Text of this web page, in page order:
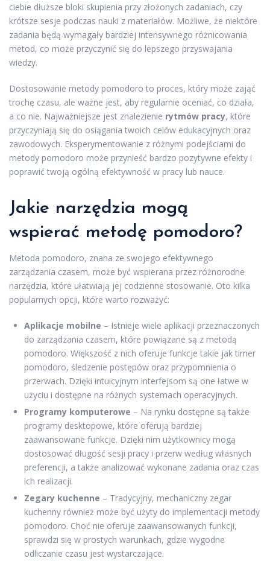
ciebie dłuższe bloki skupienia przy złożonych zadaniach, czy
krótsze sesje podczas nauki z materiałów. Możliwe, że niektóre
zadania będą wymagały bardziej intensywnego różnicowania
metod, co może przyczynić się do lepszego przyswajania
wiedzy.
Dostosowanie metody pomodoro to proces, który może zająć
trochę czasu, ale ważne jest, aby regularnie oceniać, co działa,
a co nie. Najważniejsze jest znalezienie rytmów pracy, które
przyczyniają się do osiągania twoich celów edukacyjnych oraz
zawodowych. Eksperymentowanie z różnymi podejściami do
metody pomodoro może przynieść bardzo pozytywne efekty i
poprawić twoją ogólną efektywność w pracy lub nauce.
Jakie narzędzia mogą
wspierać metodę pomodoro?
Metoda pomodoro, znana ze swojego efektywnego
zarządzania czasem, może być wspierana przez różnorodne
narzędzia, które ułatwiają jej codzienne stosowanie. Oto kilka
popularnych opcji, które warto rozważyć:
Aplikacje mobilne – Istnieje wiele aplikacji przeznaczonych
do zarządzania czasem, które powiązane są z metodą
pomodoro. Większość z nich oferuje funkcje takie jak timer
pomodoro, śledzenie postępów oraz przypomnienia o
przerwach. Dzięki intuicyjnym interfejsom są one łatwe w
użyciu i dostępne na różnych systemach operacyjnych.
Programy komputerowe – Na rynku dostępne są także
programy desktopowe, które oferują bardziej
zaawansowane funkcje. Dzięki nim użytkownicy mogą
dostosować długość sesji pracy i przerw według własnych
preferencji, a także analizować wykonane zadania oraz czas
ich realizacji.
Zegary kuchenne – Tradycyjny, mechaniczny zegar
kuchenny również może być użyty do implementacji metody
pomodoro. Choć nie oferuje zaawansowanych funkcji,
sprawdzi się w prostych warunkach, gdzie wygodne
odliczanie czasu jest wystarczające.